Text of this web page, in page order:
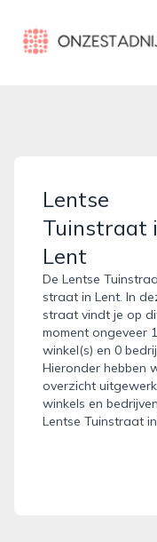
onzestadnijmegen.nl
Lentse
Tuinstraat
Lent
De Lentse
straat in Lent. In
straat vindt je op
moment ongeveer 1
winkel(s) en 0
Hieronder hebben
overzicht
winkels en
Lentse Tuinstraat